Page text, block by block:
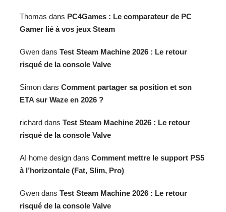
Thomas dans PC4Games : Le comparateur de PC
Gamer lié à vos jeux Steam
Gwen dans Test Steam Machine 2026 : Le retour
risqué de la console Valve
Simon dans Comment partager sa position et son
ETA sur Waze en 2026 ?
richard dans Test Steam Machine 2026 : Le retour
risqué de la console Valve
AI home design dans Comment mettre le support PS5
à l’horizontale (Fat, Slim, Pro)
Gwen dans Test Steam Machine 2026 : Le retour
risqué de la console Valve